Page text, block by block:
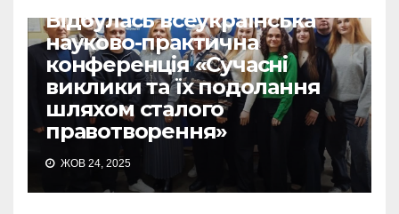
Відбулась всеукраїнська
науково-практична
конференція «Сучасні
виклики та їх подолання
шляхом сталого
правотворення»
ЖОВ 24, 2025